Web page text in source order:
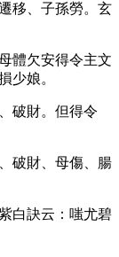
移、子孫勞。玄
體欠安得令主文
少娘。
破財。但得令
破財、母傷、腸
白訣云：嗤尤碧